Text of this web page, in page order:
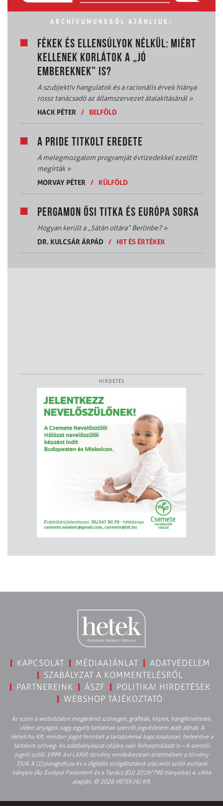
ARCHÍVUMUNKBÓL AJÁNLJUK:
FÉKEK ÉS ELLENSÚLYOK NÉLKÜL: MIÉRT
KELLENEK KORLÁTOK A „JÓ
EMBEREKNEK” IS?
A szubjektív hangulatok és a racionális érvek hiánya
rossz tanácsadó az államszervezet átalakításánál»
HACK PÉTER
/ BELFÖLD
A PRIDE TITKOLT EREDETE
A melegmozgalom programját évtizedekkel ezelőtt
megírták»
MORVAY PÉTER
/ KÜLFÖLD
PERGAMON ŐSI TITKA ÉS EURÓPA SORSA
Hogyan került a „Sátán oltára” Berlinbe?»
DR. KULCSÁR ÁRPÁD
/ HIT ÉS ÉRTÉKEK
HIRDETÉS
KAPCSOLAT MÉDIAAJÁNLAT
ADATVÉDELEM
SZABÁLYZAT A KOMMENTELÉSRŐL
PARTNEREINK
ÁSZF
POLITIKAI HIRDETÉSEK
WEBSHOP TÁJÉKOZTATÓ
Az ezen a weboldalon megjelenő szövegek, grafikák, képek, hangfelvételek,
video anyagok vagy egyéb tartalmak szerzői jogvédelem alatt állnak. A
Hetek.hu Kft. minden jogot fenntart a tartalommal kapcsolatosan, beleértve a
tartalom szöveg- és adatbányászat céljára való felhasználását is – A szerzői
jogról szóló 1999. évi LXXVI. törvény rendelkezései értelmében a törvény
35/A. § (1) paragrafusa és a digitális szolgáltatások piacairól szóló európai
irányelv (Az Európai Parlament és a Tanács (EU) 2019/790 Irányelve) 4. cikke
alapján. © 2026 HETEK.HU Kft.